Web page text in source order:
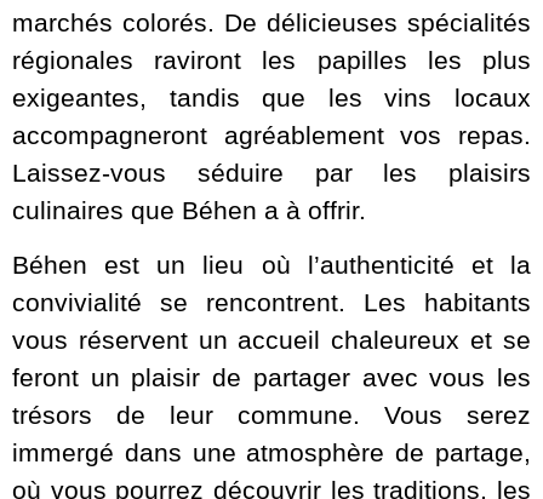
marchés colorés. De délicieuses spécialités
régionales raviront les papilles les plus
exigeantes, tandis que les vins locaux
accompagneront agréablement vos repas.
Laissez-vous séduire par les plaisirs
culinaires que Béhen a à offrir.
Béhen est un lieu où l’authenticité et la
convivialité se rencontrent. Les habitants
vous réservent un accueil chaleureux et se
feront un plaisir de partager avec vous les
trésors de leur commune. Vous serez
immergé dans une atmosphère de partage,
où vous pourrez découvrir les traditions, les